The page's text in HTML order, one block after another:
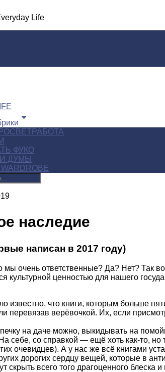
Life
ФУКО
ДУМЫ
WARDROBE
наследие
написан в 2017 году)
мы очень ответственные? Да? Нет? Так
культурной ценностью для нашего
известно, что книги, которым больше
перевязав верёвочкой. Их, если
на даче можно, выкидывать на
себе, со справкой — ещё хоть как-то,
очевидцев). А у нас же всё книгами
дорогих сердцу вещей, которые в
скрыть всего того драгоценного